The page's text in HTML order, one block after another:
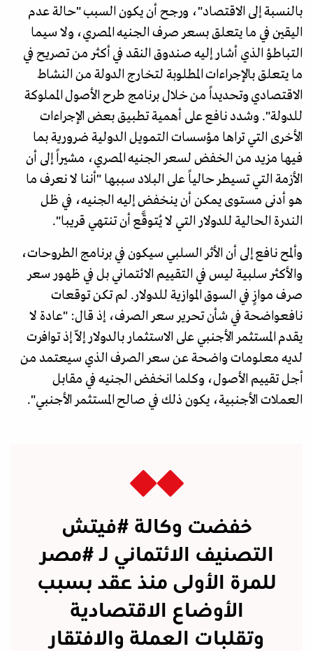
بالنسبة إلى الاقتصاد"، ورجح أن يكون السبب "حالة عدم
اليقين في ما يتعلق بسعر صرف الجنيه المصري، ولا سيما
التباطؤ الذي أشار إليه صندوق النقد في أكثر من تصريح في
ما يتعلق بالإجراءات المطلوبة لتخارج الدولة من النشاط
الاقتصادي وتحديداً من خلال برنامج طرح الأصول المملوكة
للدولة". وشدد نافع على أهمية تطبيق بعض الإجراءات
الأخرى التي تراها مؤسسات التمويل الدولية ضرورية بما
فيها مزيد من الخفض لسعر الجنيه المصري، مشيراً إلى أن
الأزمة التي تسيطر حالياً على البلاد سببها "أننا لا نعرف ما
هو أدنى مستوى يمكن أن ينخفض إليه الجنيه، في ظل
الندرة الحالية للدولار التي لا يُتوقَّع أن تنتهي قريبا".
وألمح نافع إلى أن الأثر السلبي سيكون في برنامج الطروحات،
والأكثر سلبية ليس في التقييم الائتماني بل في ظهور سعر
صرف موازٍ في السوق الموازية للدولار. لم تكن توقعات
نافعواضحة في شأن تحرير سعر الصرف، إذ قال: "عادة لا
يقدم المستثمر الأجنبي على الاستثمار بالدولار إلاّ إذ توافرت
لديه معلومات واضحة عن سعر الصرف الذي سيعتمد من
أجل تقييم الأصول، وكلما انخفض الجنيه في مقابل
العملات الأجنبية، يكون ذلك في صالح المستثمر الأجنبي".
خفضت وكالة #فيتش
التصنيف الائتماني لـ #مصر
للمرة الأولى منذ عقد بسبب
الأوضاع الاقتصادية
وتقلبات العملة والافتقار